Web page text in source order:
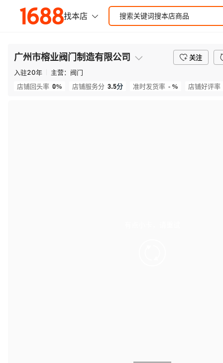
广州市榕业阀门制造有限公司
关注
入驻20年 主营： 阀门
店铺回头率 0% 店铺服务分 3.5分 准时发货率 - % 店铺好评率